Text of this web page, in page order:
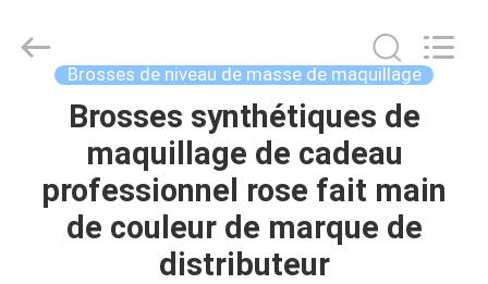
MAISON
PRODUITS
Chanmy
Cosmetics
Brosses de niveau de masse de maquillage
Brosses synthétiques de
maquillage de cadeau
professionnel rose fait main
de couleur de marque de
distributeur